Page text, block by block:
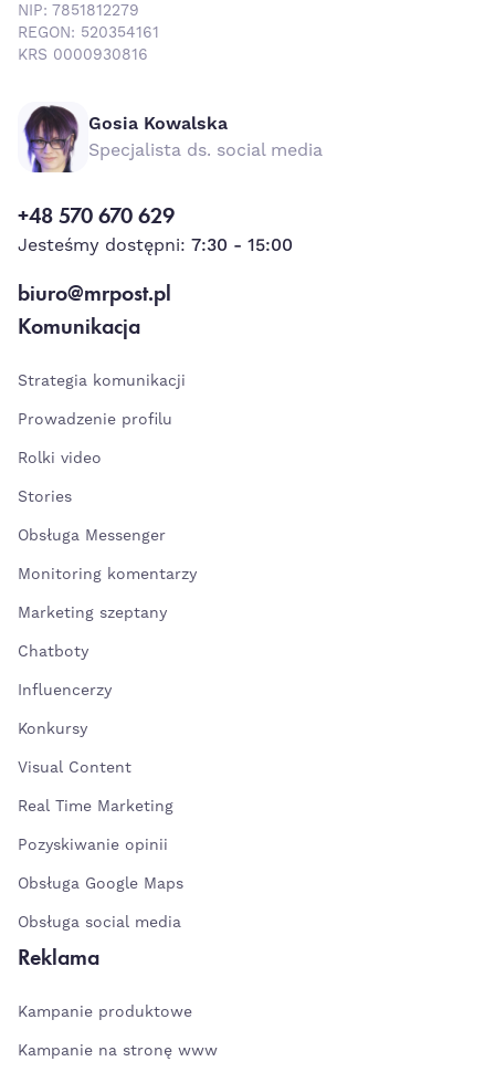
NIP: 7851812279
REGON: 520354161
KRS 0000930816
Gosia Kowalska
Specjalista ds. social media
+48 570 670 629
Jesteśmy dostępni: 7:30 - 15:00
biuro@mrpost.pl
Komunikacja
Strategia komunikacji
Prowadzenie profilu
Rolki video
Stories
Obsługa Messenger
Monitoring komentarzy
Marketing szeptany
Chatboty
Influencerzy
Konkursy
Visual Content
Real Time Marketing
Pozyskiwanie opinii
Obsługa Google Maps
Obsługa social media
Reklama
Kampanie produktowe
Kampanie na stronę www